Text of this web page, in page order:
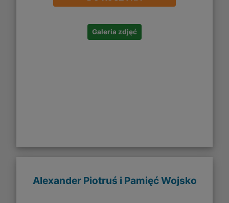
Galeria zdjęć
Alexander Piotruś i Pamięć Wojsko